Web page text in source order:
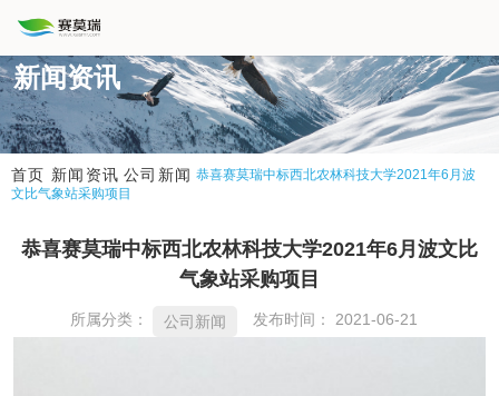
新闻资讯
首页 新闻资讯 公司新闻 恭喜赛莫瑞中标西北农林科技大学2021年6月波
文比气象站采购项目
恭喜赛莫瑞中标西北农林科技大学2021年6月波文比
气象站采购项目
所属分类： 公司新闻 发布时间： 2021-06-21